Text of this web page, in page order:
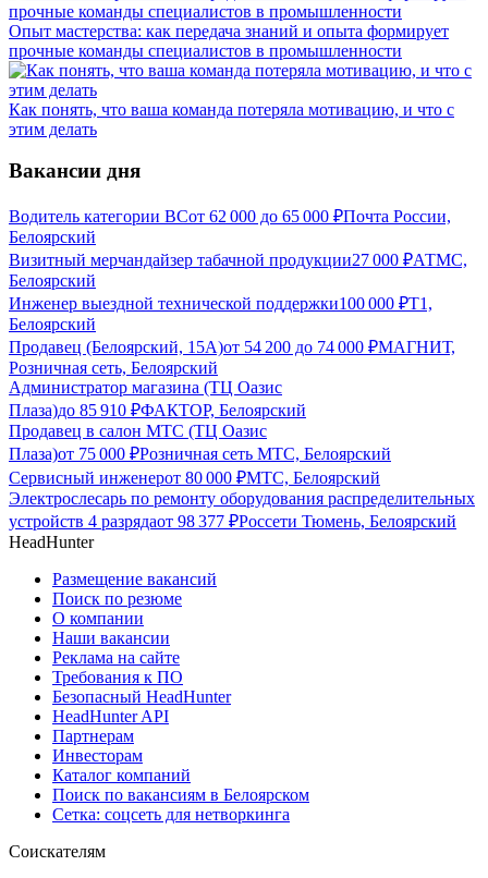
Опыт мастерства: как передача знаний и опыта формирует
прочные команды специалистов в промышленности
Как понять, что ваша команда потеряла мотивацию, и что с
этим делать
Вакансии дня
Водитель категории ВСот 62 000 до 65 000 ₽Почта России,
Белоярский
Визитный мерчандайзер табачной продукции27 000 ₽АТМС,
Белоярский
Инженер выездной технической поддержки100 000 ₽Т1,
Белоярский
Продавец (Белоярский, 15А)от 54 200 до 74 000 ₽МАГНИТ,
Розничная сеть, Белоярский
Администратор магазина (ТЦ Оазис
Плаза)до 85 910 ₽ФАКТОР, Белоярский
Продавец в салон МТС (ТЦ Оазис
Плаза)от 75 000 ₽Розничная сеть МТС, Белоярский
Сервисный инженерот 80 000 ₽МТС, Белоярский
Электрослесарь по ремонту оборудования распределительных
устройств 4 разрядаот 98 377 ₽Россети Тюмень, Белоярский
HeadHunter
Размещение вакансий
Поиск по резюме
О компании
Наши вакансии
Реклама на сайте
Требования к ПО
Безопасный HeadHunter
HeadHunter API
Партнерам
Инвесторам
Каталог компаний
Поиск по вакансиям в Белоярском
Сетка: соцсеть для нетворкинга
Соискателям